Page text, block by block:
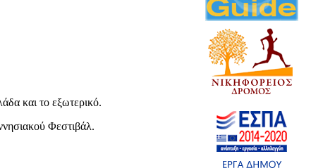
και το εξωτερικό.
Φεστιβάλ.